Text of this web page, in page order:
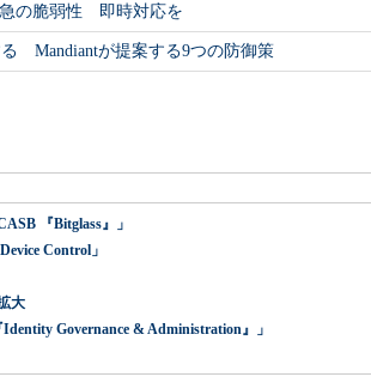
急の脆弱性 即時対応を
Mandiantが提案する9つの防御策
『Bitglass』」
Control」
大
Governance & Administration』」